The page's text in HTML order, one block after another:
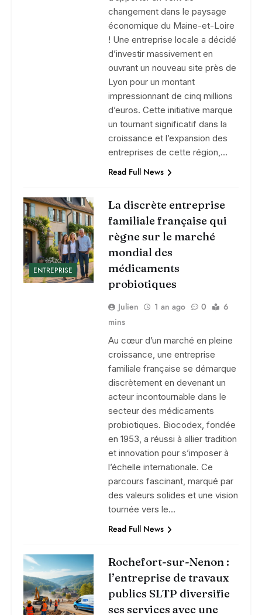
changement dans le paysage
économique du Maine-et-Loire
! Une entreprise locale a décidé
d’investir massivement en
ouvrant un nouveau site près de
Lyon pour un montant
impressionnant de cinq millions
d’euros. Cette initiative marque
un tournant significatif dans la
croissance et l’expansion des
entreprises de cette région,…
Read Full News
ENTREPRISE
La discrète entreprise
familiale française qui
règne sur le marché
mondial des
médicaments
probiotiques
Julien 1 an ago 0
6
mins
Au cœur d’un marché en pleine
croissance, une entreprise
familiale française se démarque
discrètement en devenant un
acteur incontournable dans le
secteur des médicaments
probiotiques. Biocodex, fondée
en 1953, a réussi à allier tradition
et innovation pour s’imposer à
l’échelle internationale. Ce
parcours fascinant, marqué par
des valeurs solides et une vision
tournée vers le…
Read Full News
Rochefort-sur-Nenon :
l’entreprise de travaux
publics SLTP diversifie
ses services avec une